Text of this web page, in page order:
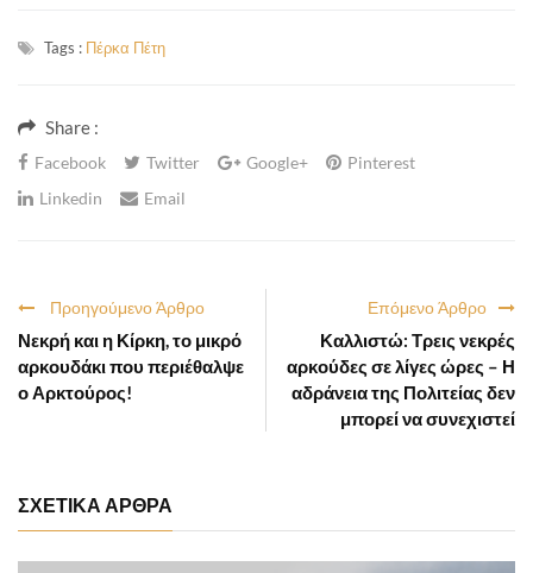
Tags : Πέρκα Πέτη
Share :
Facebook Twitter Google+
Pinterest
Linkedin
Email
Επόμενο Άρθρο
Καλλιστώ: Τρεις νεκρές
αρκούδες σε λίγες ώρες – Η
αδράνεια της Πολιτείας δεν
μπορεί να συνεχιστεί
Προηγούμενο Άρθρο
Νεκρή και η Κίρκη, το μικρό
αρκουδάκι που περιέθαλψε
ο Αρκτούρος!
ΣΧΕΤΙΚΑ ΑΡΘΡΑ